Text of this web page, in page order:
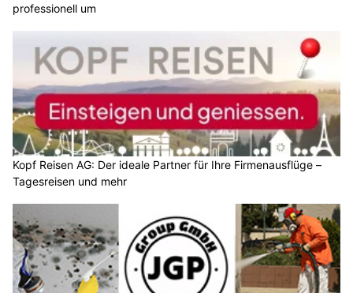
professionell um
Kopf Reisen AG: Der ideale Partner für Ihre Firmenausflüge –
Tagesreisen und mehr